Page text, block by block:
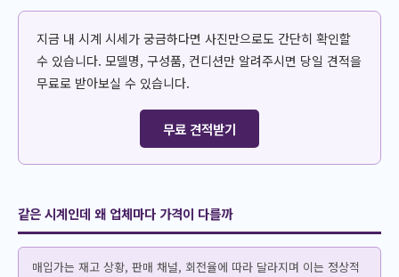
지금 내 시계 시세가 궁금하다면 사진만으로도 간단히 확인할
수 있습니다. 모델명, 구성품, 컨디션만 알려주시면 당일 견적을
무료로 받아보실 수 있습니다.
무료 견적받기
같은 시계인데 왜 업체마다 가격이 다를까
매입가는 재고 상황, 판매 채널, 회전율에 따라 달라지며 이는 정상적